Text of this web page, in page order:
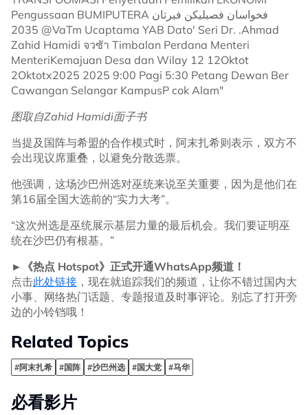
图取自Zahid Hamidi面子书
当提及国阵与希盟的合作模式时，阿末扎希则表示，双方不
会出现议席重叠，以避免分散选票。
他强调，这场沙巴州选对巫统来说至关重要，因为是他们在
第16届全国大选前的“实力大考”。
“这次州选是巫统展示基层力量的最后机会。我们要证明巫
统在沙巴仍有根基。”
►《热点 Hotspot》正式开通WhatsApp频道！
点击此处链接 ，现在就追踪我们的频道，让你不错过国内大
小事、网络热门话题、专题报道及时事评论。别忘了打开旁
边的小铃铛哦！
Related Topics
#阿末扎希 #国阵 #沙巴州选 #国大党 #马华
必看影片